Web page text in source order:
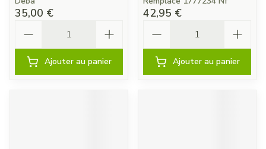
35,00 €
Ajouter au panier
42,95 €
Ajouter au panier